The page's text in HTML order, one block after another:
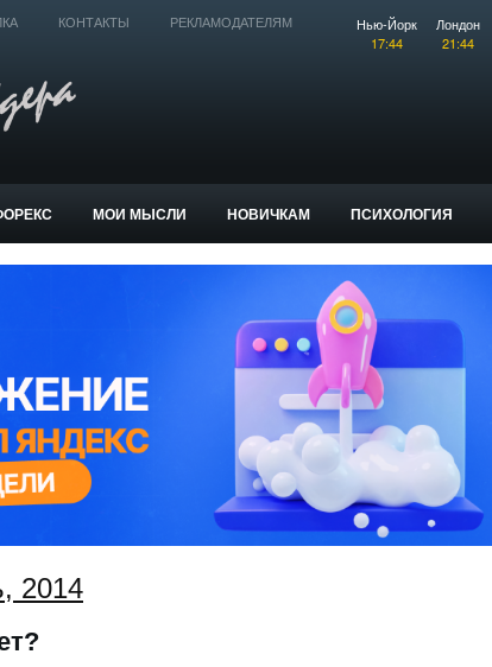
КОНТАКТЫ РЕКЛАМОДАТЕЛЯМ
Нью-Йорк
17:44
Лондон
21:44
МОИ МЫСЛИ НОВИЧКАМ ПСИХОЛОГИЯ
2014